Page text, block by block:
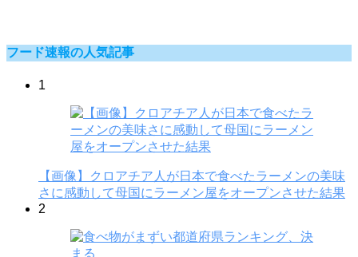
フード速報の人気記事
1
【画像】クロアチア人が日本で食べたラーメンの美味
さに感動して母国にラーメン屋をオープンさせた結果
2